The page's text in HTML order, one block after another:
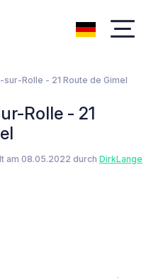
sur-Rolle - 21 Route de Gimel
Rolle - 21
am 08.05.2022 durch DirkLange